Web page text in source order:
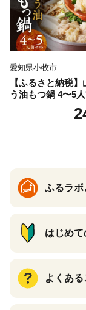
愛知県小牧市
【ふるさと納税】
う油もつ鍋 4〜5
山樹 国産 牛もつ
ツ オンライン飲
ふるラボ
はじめ
よくある